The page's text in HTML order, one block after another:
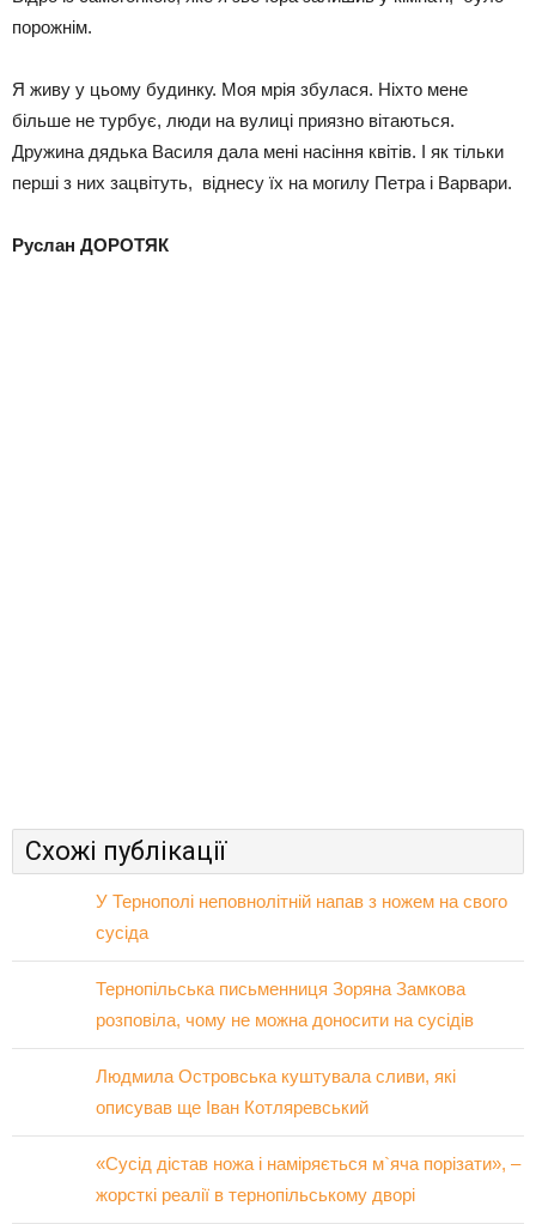
порожнім.
Я живу у цьому будинку. Моя мрія збулася. Ніхто мене
більше не турбує, люди на вулиці приязно вітаються.
Дружина дядька Василя дала мені насіння квітів. І як тільки
перші з них зацвітуть, віднесу їх на могилу Петра і Варвари.
Руслан ДОРОТЯК
Схожі публікації
У Тернополі неповнолітній напав з ножем на свого
сусіда
Тернопільська письменниця Зоряна Замкова
розповіла, чому не можна доносити на сусідів
Людмила Островська куштувала сливи, які
описував ще Іван Котляревський
«Сусід дістав ножа і наміряється м`яча порізати», –
жорсткі реалії в тернопільському дворі